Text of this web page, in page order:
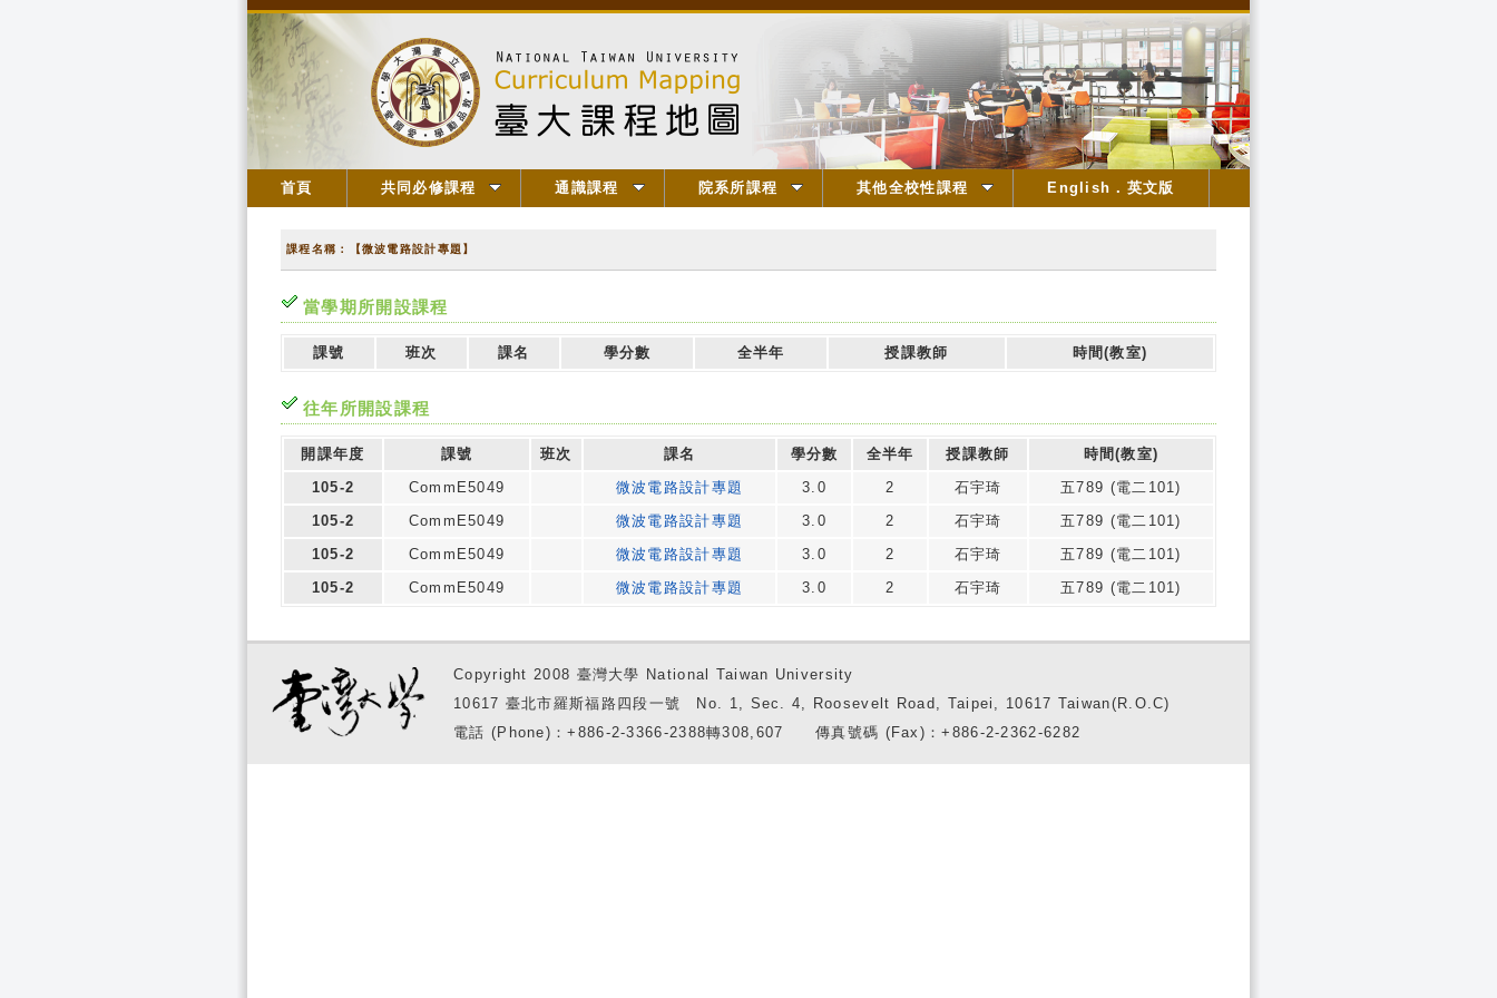
首頁 共同必修課程 通識課程 院系所課程 其他全校性課程 English．英文版
課程名稱：【微波電路設計專題】
當學期所開設課程
課號 班次 課名 學分數 全半年 授課教師 時間(教室)
往年所開設課程
開課年度 課號 班次 課名 學分數 全半年 授課教師
時間(教室)
105-2
CommE5049 微波電路設計專題 3.0 2 石宇琦
五789 (電二101)
105-2
CommE5049 微波電路設計專題 3.0 2 石宇琦
五789 (電二101)
105-2
CommE5049 微波電路設計專題 3.0 2 石宇琦
五789 (電二101)
105-2
CommE5049 微波電路設計專題 3.0 2 石宇琦 五789 (電二101)
Copyright 2008 臺灣大學 National Taiwan University
10617 臺北市羅斯福路四段一號 No. 1, Sec. 4, Roosevelt Road, Taipei, 10617 Taiwan(R.O.C)
電話 (Phone)：+886-2-3366-2388轉308,607 傳真號碼 (Fax)：+886-2-2362-6282